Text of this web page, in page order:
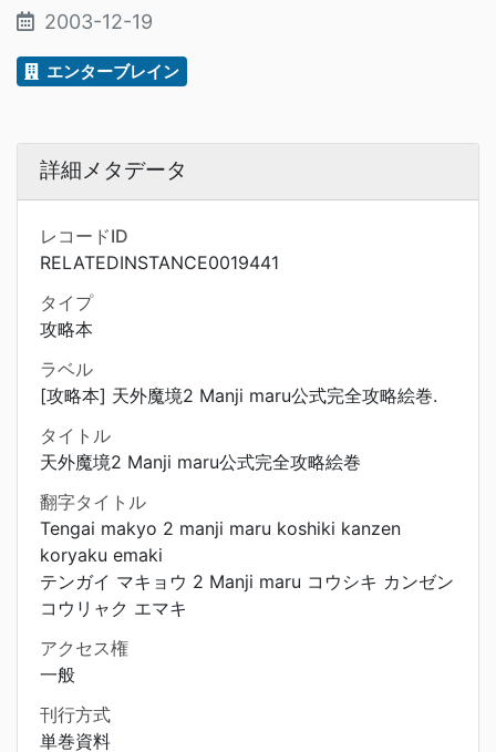
2003-12-19
エンターブレイン
詳細メタデータ
レコードID
RELATEDINSTANCE0019441
タイプ
攻略本
ラベル
[攻略本] 天外魔境2 Manji maru公式完全攻略絵巻.
タイトル
天外魔境2 Manji maru公式完全攻略絵巻
翻字タイトル
Tengai makyo 2 manji maru koshiki kanzen
koryaku emaki
テンガイ マキョウ 2 Manji maru コウシキ カンゼン
コウリャク エマキ
アクセス権
一般
刊行方式
単巻資料